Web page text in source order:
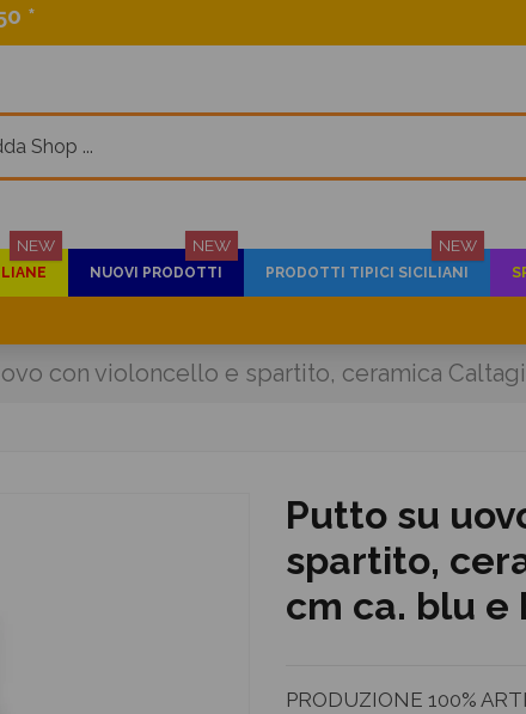
*
NEW
NUOVI PRODOTTI
NEW
PRODOTTI TIPICI SICILIANI
NEW
con violoncello e spartito, ceramica
Putto su
spartito,
cm ca. blu e
PRODUZIONE 100%